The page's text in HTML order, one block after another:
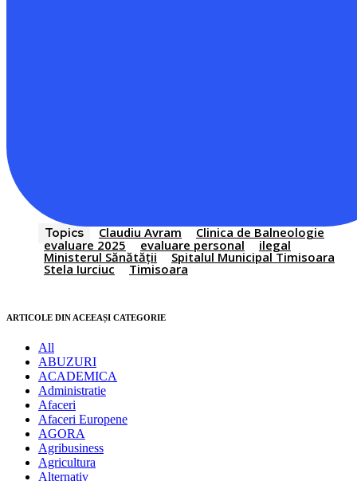
Topics Claudiu Avram
Clinica de Balneologie
evaluare 2025
evaluare personal ilegal
Ministerul Sănătăţii Spitalul Municipal Timisoara
Stela Iurciuc Timisoara
ARTICOLE DIN ACEEAȘI CATEGORIE
All
ABUZURI
ACADEMICA
Administratie
Afaceri
Afaceri Europene
AGORA
Agribusiness
Agricultura
Alternativ